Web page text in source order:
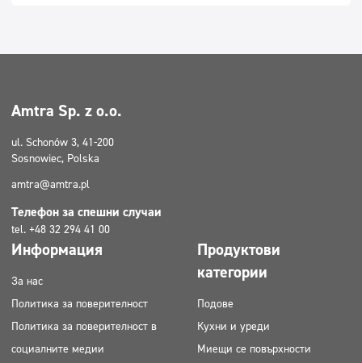
Amtra Sp. z o.o.
ul. Schonów 3, 41-200
Sosnowiec, Polska
amtra@amtra.pl
Телефон за спешни случаи
tel. +48 32 294 41 00
Информация
За нас
Политика за поверителност
Политика за поверителност в
социалните медии
Продуктови
категории
Подове
Кухни и уреди
Миещи се повърхности